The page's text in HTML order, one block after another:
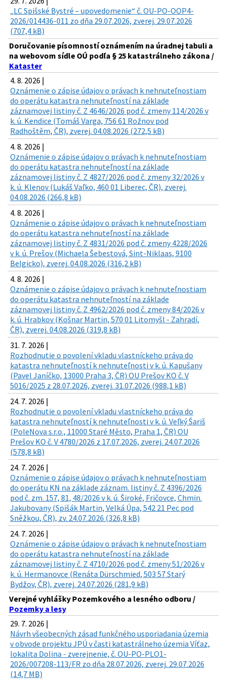
„LC Spišské Bystré – upovedomenie“ č. OU-PO-OOP4-
2026/014436-011 zo dňa 29.07.2026, zverej. 29.07.2026
(707,4 kB)
Doručovanie písomností oznámením na úradnej tabuli a
na webovom sídle OÚ podľa § 25 katastrálneho zákona /
Kataster
4. 8. 2026 |
Oznámenie o zápise údajov o právach k nehnuteľnostiam
do operátu katastra nehnuteľností na základe
záznamovej listiny č. Z 4646/2026 pod č. zmeny 114/2026 v
k. ú. Kendice (Tomáš Varga, 756 61 Rožnov pod
Radhoštěm, ČR), zverej. 04.08.2026 (272,5 kB)
4. 8. 2026 |
Oznámenie o zápise údajov o právach k nehnuteľnostiam
do operátu katastra nehnuteľností na základe
záznamovej listiny č. Z 4827/2026 pod č. zmeny 32/2026 v
k. ú. Klenov (Lukáš Vaľko, 460 01 Liberec, ČR), zverej.
04.08.2026 (266,8 kB)
4. 8. 2026 |
Oznámenie o zápise údajov o právach k nehnuteľnostiam
do operátu katastra nehnuteľností na základe
záznamovej listiny č. Z 4831/2026 pod č. zmeny 4228/2026
v k. ú. Prešov (Michaela Šebestová, Sint-Niklaas, 9100
Belgicko), zverej. 04.08.2026 (316,2 kB)
4. 8. 2026 |
Oznámenie o zápise údajov o právach k nehnuteľnostiam
do operátu katastra nehnuteľností na základe
záznamovej listiny č. Z 4962/2026 pod č. zmeny 84/2026 v
k. ú. Hrabkov (Košnar Martin, 570 01 Litomyšl - Zahradí,
ČR), zverej. 04.08.2026 (319,8 kB)
31. 7. 2026 |
Rozhodnutie o povolení vkladu vlastníckeho práva do
katastra nehnuteľností k nehnuteľnosti v k. ú. Kapušany
(Pavel Janíčko, 13000 Praha 3, ČR) OU Prešov KO č. V
5016/2025 z 28.07.2026, zverej. 31.07.2026 (988,1 kB)
24. 7. 2026 |
Rozhodnutie o povolení vkladu vlastníckeho práva do
katastra nehnuteľností k nehnuteľnosti v k. ú. Veľký Šariš
(PoleNova s.r.o., 11000 Staré Město, Praha 1, ČR) OU
Prešov KO č. V 4780/2026 z 17.07.2026, zverej. 24.07.2026
(578,8 kB)
24. 7. 2026 |
Oznámenie o zápise údajov o právach k nehnuteľnostiam
do operátu KN na základe záznam. listiny č. Z 4396/2026
pod č. zm. 157, 81, 48/2026 v k. ú. Široké, Fričovce, Chmin.
Jakubovany (Spišák Martin, Velká Úpa, 542 21 Pec pod
Sněžkou, ČR), zv. 24.07.2026 (326,8 kB)
24. 7. 2026 |
Oznámenie o zápise údajov o právach k nehnuteľnostiam
do operátu katastra nehnuteľností na základe
záznamovej listiny č. Z 4710/2026 pod č. zmeny 51/2026 v
k. ú. Hermanovce (Renáta Dürschmied, 503 57 Starý
Bydžov, ČR), zverej. 24.07.2026 (281,9 kB)
Verejné vyhlášky Pozemkového a lesného odboru /
Pozemky a lesy
29. 7. 2026 |
Návrh všeobecných zásad funkčného usporiadania územia
v obvode projektu JPÚ v časti katastrálneho územia Víťaz,
lokalita Dolina - zverejnenie, č. OU-PO-PLO1-
2026/007208-113/FR zo dňa 28.07.2026, zverej. 29.07.2026
(14,7 MB)